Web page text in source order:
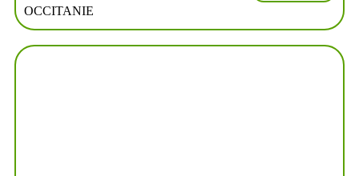
OCCITANIE